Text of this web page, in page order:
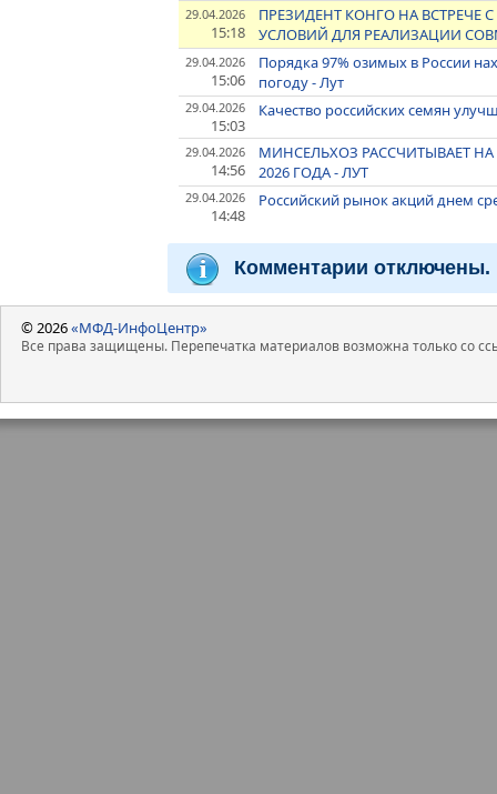
29.04.2026
15:18
ПРЕЗИДЕНТ КОНГО НА
УСЛОВИЙ ДЛЯ РЕАЛИЗАЦИИ
29.04.2026
15:06
Порядка 97% озимых в России
погоду - Лут
29.04.2026
15:03
Качество российских семян
29.04.2026
14:56
МИНСЕЛЬХОЗ РАССЧИТЫВАЕТ
2026 ГОДА - ЛУТ
29.04.2026
14:48
Российский рынок акций днем
Комментарии отключены.
© 2026«МФД-ИнфоЦентр»
Все права защищены. Перепечатка материалов возможна только со